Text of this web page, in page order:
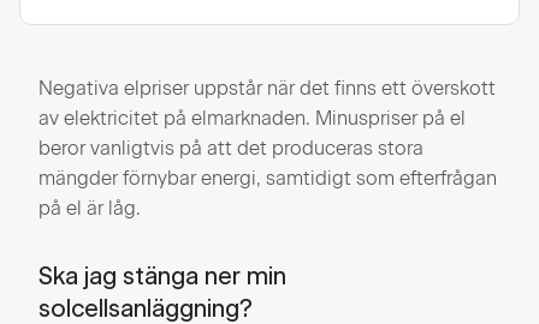
Negativa elpriser uppstår när det finns ett överskott
av elektricitet på elmarknaden. Minuspriser på el
beror vanligtvis på att det produceras stora
mängder förnybar energi, samtidigt som efterfrågan
på el är låg.
Ska jag stänga ner min
solcellsanläggning?